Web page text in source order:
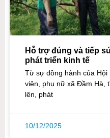
Hỗ trợ đúng và tiếp
phát triển kinh tế
Từ sự đồng hành của Hội
viên, phụ nữ xã Đầm Hà,
lên, phát
10/12/2025